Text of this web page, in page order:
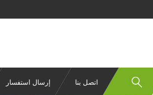
إرسال استفسار اتصل بنا